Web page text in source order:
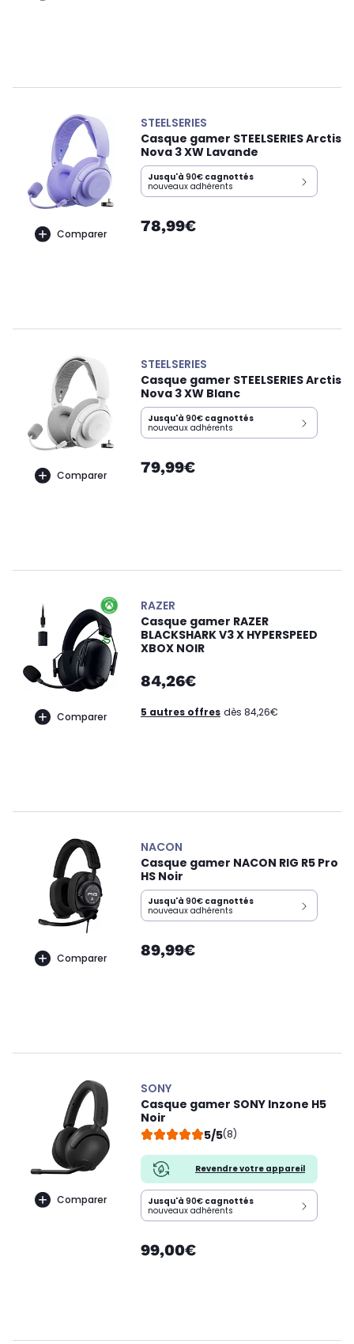
Comparer
STEELSERIES
Casque gamer STEELSERIES Arctis
Nova 3 XW Lavande
Jusqu'à 90€ cagnottés
nouveaux adhérents
78,99€
Comparer
STEELSERIES
Casque gamer STEELSERIES Arctis
Nova 3 XW Blanc
Jusqu'à 90€ cagnottés
nouveaux adhérents
79,99€
Comparer
RAZER
Casque gamer RAZER
BLACKSHARK V3 X HYPERSPEED
XBOX NOIR
84,26€
5 autres offres dès 84,26€
Comparer
NACON
Casque gamer NACON RIG R5 Pro
HS Noir
Jusqu'à 90€ cagnottés
nouveaux adhérents
89,99€
Comparer
SONY
Casque gamer SONY Inzone H5
Noir
5/5(8)
Revendre votre appareil
Jusqu'à 90€ cagnottés
nouveaux adhérents
99,00€